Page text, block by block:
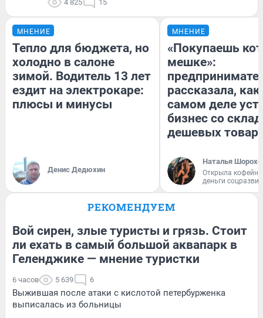
4 825 15
МНЕНИЕ
Тепло для бюджета, но
холодно в салоне
зимой. Водитель 13 лет
ездит на электрокаре:
плюсы и минусы
Денис Дедюхин
МНЕНИЕ
«Покупаешь
мешке»:
рассказала, как
самом деле
бизнес со
дешевых
Наталья
Открыла
деньги
РЕКОМЕНДУЕМ
Вой сирен, злые туристы и грязь. Стоит
ли ехать в самый большой аквапарк в
Геленджике — мнение туристки
6 часов 5 639 6
Выжившая после атаки с кислотой петербурженка
выписалась из больницы